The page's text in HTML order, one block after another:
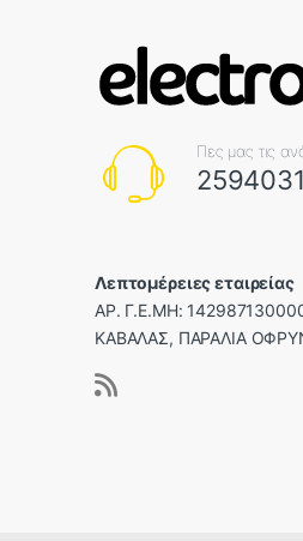
Πες μας τις
Λεπτομέρειες εταιρείας
ΑΡ. Γ.Ε.ΜΗ:
ΚΑΒΑΛΑΣ, ΠΑΡΑΛΙΑ